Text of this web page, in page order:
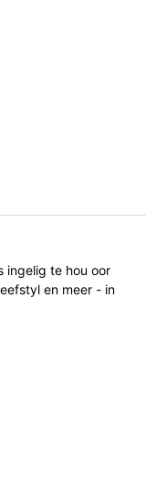
ingelig te hou oor
en meer - in